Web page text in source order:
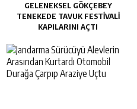
GELENEKSEL GÖKÇEBEY
TENEKEDE TAVUK FESTIVALI
KAPILARINI AÇTI